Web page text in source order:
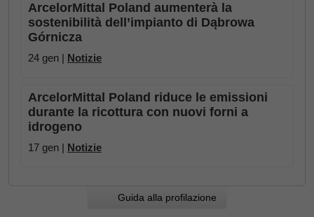
ArcelorMittal Poland aumenterà la
sostenibilità dell’impianto di Dąbrowa
Górnicza
24 gen | Notizie
ArcelorMittal Poland riduce le emissioni
durante la ricottura con nuovi forni a
idrogeno
17 gen | Notizie
Guida alla profilazione